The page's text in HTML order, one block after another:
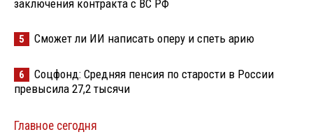
заключения контракта с ВС РФ
5 Сможет ли ИИ написать оперу и спеть арию
6
Соцфонд: Средняя пенсия по старости в России
превысила 27,2 тысячи
Главное сегодня